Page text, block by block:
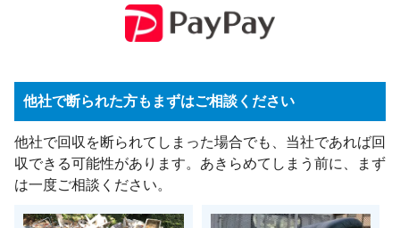
他社で断られた方もまずはご相談ください
他社で回収を断られてしまった場合でも、当社であれば回
収できる可能性があります。あきらめてしまう前に、まず
は一度ご相談ください。